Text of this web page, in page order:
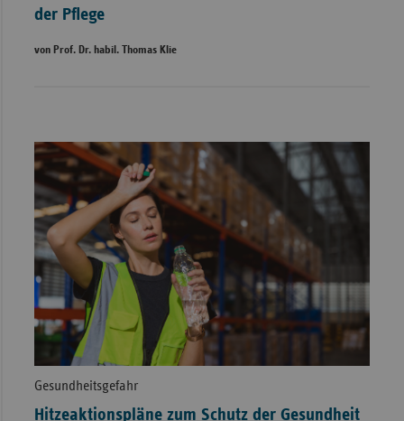
der Pflege
von Prof. Dr. habil. Thomas Klie
Gesundheitsgefahr
Hitzeaktionspläne zum Schutz der Gesundheit